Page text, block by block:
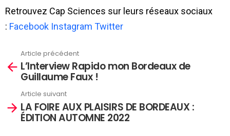
Retrouvez Cap Sciences sur leurs réseaux sociaux
: Facebook Instagram Twitter
savoir
Article précédent
L’Interview Rapido mon Bordeaux de
Guillaume Faux !
Article suivant
LA FOIRE AUX PLAISIRS DE BORDEAUX :
ÉDITION AUTOMNE 2022